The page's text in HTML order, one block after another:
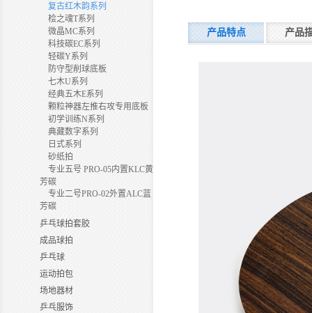
复古红木韵系列
桧之魂T系列
微晶MC系列
科技碳EC系列
轻碳Y系列
防守型削球底板
七木U系列
经典五木E系列
颗粒神器左推右攻专用底板
初学训练N系列
典藏数字系列
日式系列
砂纸拍
专业五号 PRO-05内置KLC黄
芳碳
专业二号PRO-02外置ALC蓝
芳碳
乒乓球拍套胶
成品球拍
乒乓球
运动拍包
场地器材
乒乓服饰
产品特点 产品